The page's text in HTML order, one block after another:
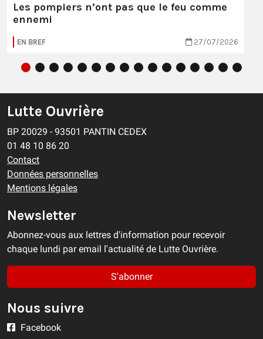
Les pompiers n’ont pas que le feu comme
ennemi
EN BREF 27/07/2026
Lutte Ouvrière
BP 20029 - 93501 PANTIN CEDEX
01 48 10 86 20
Contact
Données personnelles
Mentions légales
Newsletter
Abonnez-vous aux lettres d'information pour recevoir
chaque lundi par email l'actualité de Lutte Ouvrière.
S'abonner
Nous suivre
Facebook